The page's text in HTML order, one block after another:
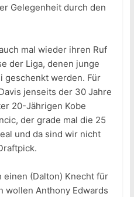
Gelegenheit durch den
mal wieder ihren Ruf
der Liga, denen junge
geschenkt werden. Für
jenseits der 30 Jahre
20-Jährigen Kobe
der grade mal die 25
und da sind wir nicht
einen (Dalton) Knecht für
wollen Anthony Edwards